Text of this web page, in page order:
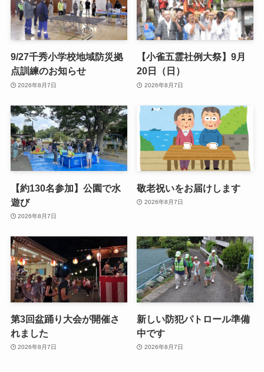
9/27千秀小学校地域防災拠
点訓練のお知らせ
2026年8月7日
【小雀五霊社例大祭】9月
20日（日）
2026年8月7日
【約130名参加】公園で水
遊び
2026年8月7日
敬老祝いをお届けします
2026年8月7日
第3回盆踊り大会が開催さ
れました
2026年8月7日
新しい防犯パトロール準備
中です
2026年8月7日